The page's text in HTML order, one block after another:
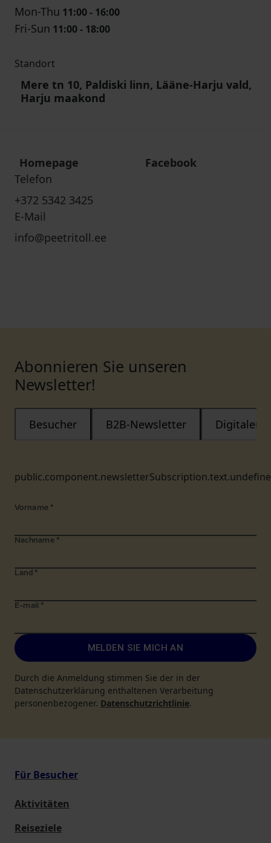
Mon-Thu 11:00 - 16:00
Fri-Sun 11:00 - 18:00
Standort
Mere tn 10, Paldiski linn, Lääne-Harju vald,
Harju maakond
Homepage
Facebook
Telefon
+372 5342 3425
E-Mail
info@peetritoll.ee
Abonnieren Sie unseren
Newsletter!
Besucher B2B-Newsletter Digitaler
Vorname *
Nachname *
Land *
E-mail *
MELDEN SIE MICH AN
Durch die Anmeldung stimmen Sie der in der
Datenschutzerklärung enthaltenen Verarbeitung
personenbezogener. Datenschutzrichtlinie.
Für Besucher
Aktivitäten
Reiseziele